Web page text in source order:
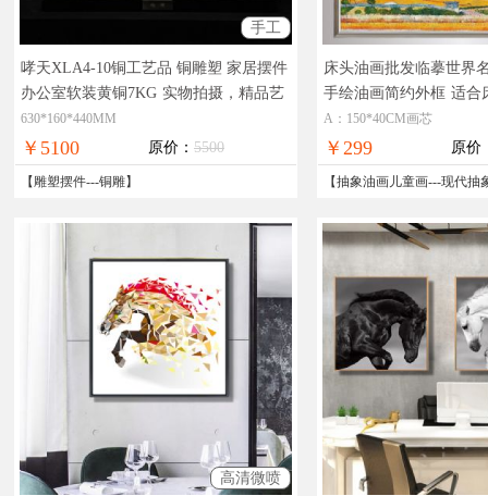
手工
哮天XLA4-10铜工艺品 铜雕塑 家居摆件
办公室软装黄铜7KG 实物拍摄，精品艺
术，在线支付，全国免邮
630*160*440MM
￥5100 原价： 5500
【雕塑摆件---铜雕】
床头油画批发临摹世界
手绘油画简约外框 适合
油画
A：150*40CM画芯
￥299 原价
【抽象油画儿童画---现代抽
高清微喷